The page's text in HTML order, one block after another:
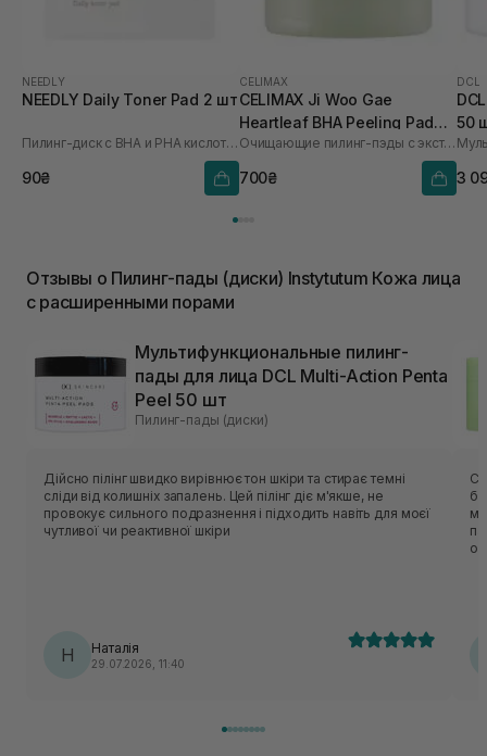
NEEDLY
NEEDLY Daily Toner Pad 2 шт
Пилинг-диск с BHA и PHA кислотами
90₴
CELIMAX
CELIMAX Ji Woo Gae
Heartleaf BHA Peeling Pad
60 шт
Очищающие пилинг-пэды с экстрактом хауттюйнии и BHA кислотами
700₴
DCL
50
3
Отзывы о Пилинг-пады (диски) Instytutum Кожа лица
с расширенными порами
Мультифункциональные пилинг-
пады для лица DCL Multi-Action Penta
Peel 50 шт
Пилинг-пады (диски)
Дійсно пілінг швидко вирівнює тон шкіри та стирає темні
сліди від колишніх запалень. Цей пілінг діє м'якше, не
провокує сильного подразнення і підходить навіть для моєї
чутливої чи реактивної шкіри
Н Наталія
29.07.2026, 11:40